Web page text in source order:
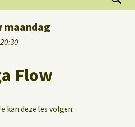
naar:
maandag
Flow
kan deze les volgen: